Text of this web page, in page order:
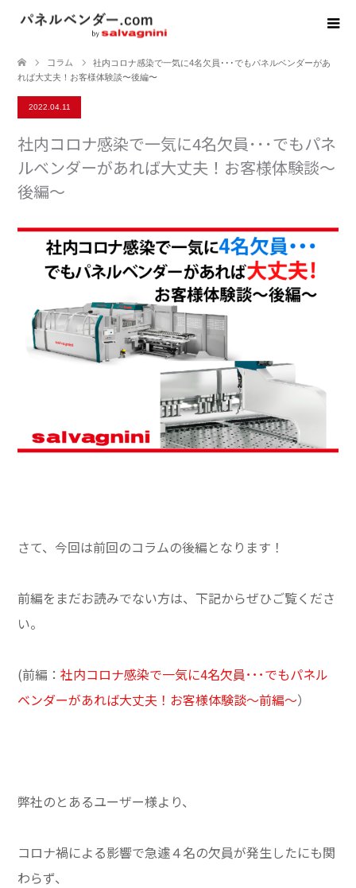
コラム
社内コロナ感染で一気に4名欠員･･･でもパネルベンダーがあ
れば大丈夫！お客様体験談〜後編〜
2022.04.11
社内コロナ感染で一気に4名欠員･･･でもパネ
ルベンダーがあれば大丈夫！お客様体験談〜
後編〜
さて、今回は前回のコラムの後編となります！
前編をまだお読みでない方は、下記からぜひご覧くださ
い。
(前編： 社内コロナ感染で一気に4名欠員･･･でもパネル
ベンダーがあれば大丈夫！お客様体験談〜前編〜）
弊社のとあるユーザー様より、
コロナ禍による影響で急遽４名の欠員が発生したにも関
わらず、